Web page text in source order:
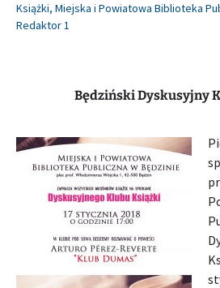
Książki, Miejska i Powiatowa Biblioteka
Redaktor 1
Będziński Dyskusyjny